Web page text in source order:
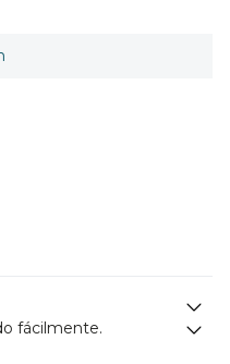
fácilmente.